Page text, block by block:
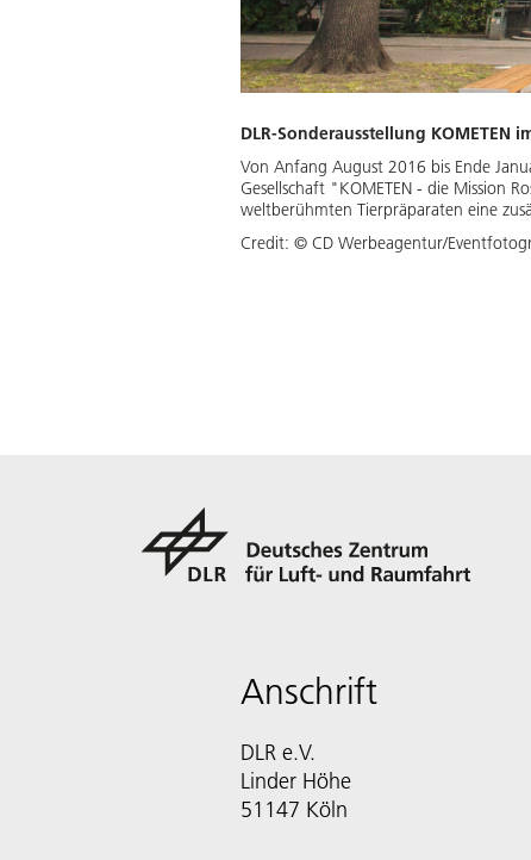
DLR-Sonderausstellung KOMETEN
Von Anfang August 2016 bis Ende
Gesellschaft "KOMETEN - die Mission
weltberühmten Tierpräparaten eine
Credit: © CD Werbeagentur/
Anschrift
DLR e.V.
Linder Höhe
51147 Köln